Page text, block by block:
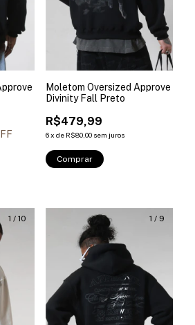
Moletom Oversized Approve
Divinity Fall Preto
R$479,99
6x de R$80,00 sem juros
Comprar
1 / 10 1 / 9